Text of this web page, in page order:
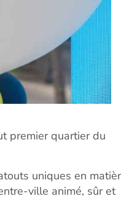
premier quartier du
uniques en
ville animé, sûr et